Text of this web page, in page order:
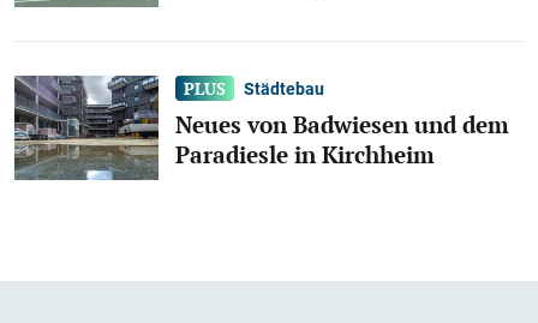
Städtebau
Neues von Badwiesen und dem
Paradiesle in Kirchheim